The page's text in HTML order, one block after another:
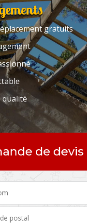
gratuits
qualité
de